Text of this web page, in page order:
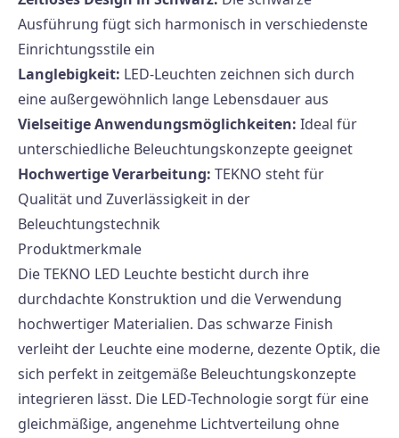
Ausführung fügt sich harmonisch in verschiedenste
Einrichtungsstile ein
Langlebigkeit: LED-Leuchten zeichnen sich durch
eine außergewöhnlich lange Lebensdauer aus
Vielseitige Anwendungsmöglichkeiten: Ideal für
unterschiedliche Beleuchtungskonzepte geeignet
Hochwertige Verarbeitung: TEKNO steht für
Qualität und Zuverlässigkeit in der
Beleuchtungstechnik
Produktmerkmale
Die TEKNO LED Leuchte besticht durch ihre
durchdachte Konstruktion und die Verwendung
hochwertiger Materialien. Das schwarze Finish
verleiht der Leuchte eine moderne, dezente Optik, die
sich perfekt in zeitgemäße Beleuchtungskonzepte
integrieren lässt. Die LED-Technologie sorgt für eine
gleichmäßige, angenehme Lichtverteilung ohne